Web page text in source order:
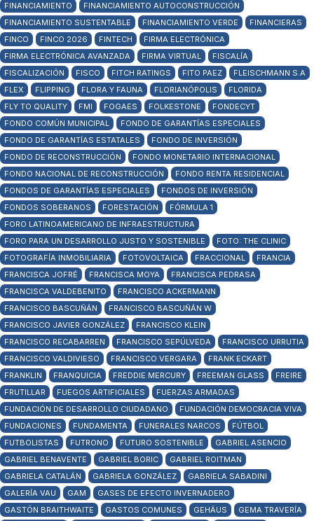
FINANCIAMIENTO
FINANCIAMIENTO AUTOCONSTRUCCIÓN
FINANCIAMIENTO SUSTENTABLE
FINANCIAMIENTO VERDE
FINANCIERAS
FINCO
FINCO 2026 FINTECH
FIRMA ELECTRÓNICA
FIRMA ELECTRÓNICA AVANZADA
FIRMA VIRTUAL
FISCALÍA
FISCALIZACIÓN
FISCO FITCH RATINGS FITO PAEZ
FLEISCHMANN S.A
FLEX
FLIPPING FLORA Y FAUNA FLORIANÓPOLIS
FLORIDA
FLY TO QUALITY
FMI FOGAES FOLKESTONE
FONDECYT
FONDO COMÚN MUNICIPAL
FONDO DE GARANTÍAS ESPECIALES
FONDO DE GARANTÍAS ESTATALES
FONDO DE INVERSIÓN
FONDO DE RECONSTRUCCIÓN
FONDO MONETARIO INTERNACIONAL
FONDO NACIONAL DE RECONSTRUCCIÓN
FONDO RENTA RESIDENCIAL
FONDOS DE GARANTÍAS ESPECIALES
FONDOS DE INVERSIÓN
FONDOS SOBERANOS
FORESTACIÓN
FÓRMULA 1
FORO LATINOAMERICANO DE INFRAESTRUCTURA
FORO PARA UN DESARROLLO JUSTO Y SOSTENIBLE
FOTO: THE CLINIC
FOTOGRAFÍA INMOBILIARIA
FOTOVOLTAICA FRACCIONAL
FRANCIA
FRANCISCA JOFRÉ
FRANCISCA MOYA
FRANCISCA PEDRASA
FRANCISCA VALDEBENITO
FRANCISCO ACKERMANN
FRANCISCO BASCUÑÁN
FRANCISCO BASCUÑÁN W
FRANCISCO JAVIER GONZÁLEZ
FRANCISCO KLEIN
FRANCISCO RECABARREN
FRANCISCO SEPÚLVEDA
FRANCISCO URRUTIA
FRANCISCO VALDIVIESO
FRANCISCO VERGARA
FRANK ECKART
FRANKLIN
FRANQUICIA FREDDIE MERCURY FREEMAN GLASS
FREIRE
FRUTILLAR
FUEGOS ARTIFICIALES
FUERZAS ARMADAS
FUNDACIÓN DE DESARROLLO CIUDADANO
FUNDACIÓN DEMOCRACIA VIVA
FUNDACIONES
FUNDAMENTA FUNERALES NARCOS
FÚTBOL
FUTBOLISTAS
FUTRONO FUTURO SOSTENIBLE
GABRIEL ASENCIO
GABRIEL BENAVENTE
GABRIEL BORIC
GABRIEL ROITMAN
GABRIELA CATALÁN
GABRIELA GONZÁLEZ
GABRIELA SABADINI
GALERÍA VAU
GAM
GASES DE EFECTO INVERNADERO
GASTÓN BRAITHWAITE
GASTOS COMUNES GEHÄUS
GEMA TRAVERÍA